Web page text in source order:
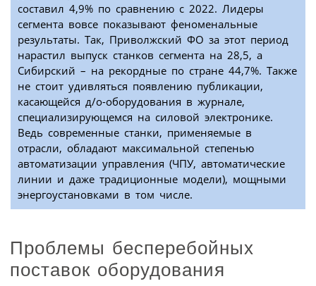
составил 4,9% по сравнению с 2022. Лидеры
сегмента вовсе показывают феноменальные
результаты. Так, Приволжский ФО за этот период
нарастил выпуск станков сегмента на 28,5, а
Сибирский – на рекордные по стране 44,7%. Также
не стоит удивляться появлению публикации,
касающейся д/о-оборудования в журнале,
специализирующемся на силовой электронике.
Ведь современные станки, применяемые в
отрасли, обладают максимальной степенью
автоматизации управления (ЧПУ, автоматические
линии и даже традиционные модели), мощными
энергоустановками в том числе.
Проблемы бесперебойных
поставок оборудования